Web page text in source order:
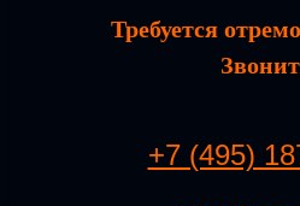
Требуется
+7 (495)